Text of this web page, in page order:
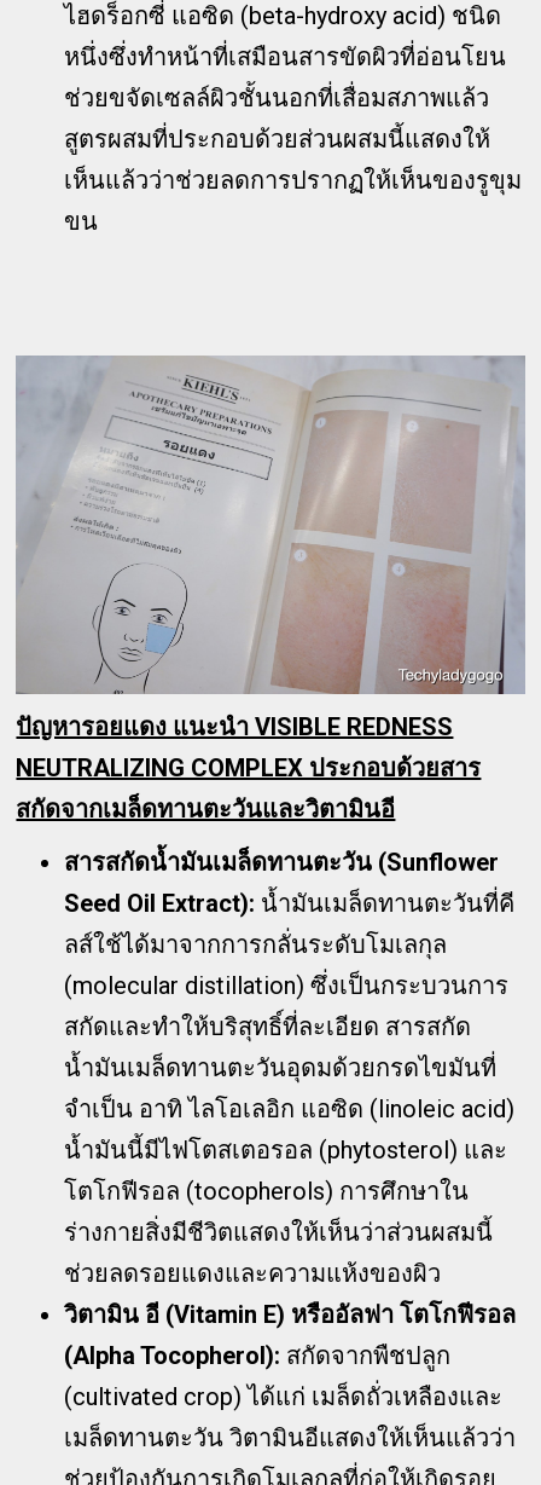
ไฮดร็อกซี่ แอซิด (beta-hydroxy acid) ชนิด
หนึ่งซึ่งทำหน้าที่เสมือนสารขัดผิวที่อ่อนโยน
ช่วยขจัดเซลล์ผิวชั้นนอกที่เสื่อมสภาพแล้ว
สูตรผสมที่ประกอบด้วยส่วนผสมนี้แสดงให้
เห็นแล้วว่าช่วยลดการปรากฏให้เห็นของรูขุม
ขน
ปัญหารอยแดง แนะนำ VISIBLE REDNESS
NEUTRALIZING COMPLEX ประกอบด้วยสาร
สกัดจากเมล็ดทานตะวันและวิตามินอี
สารสกัดน้ำมันเมล็ดทานตะวัน (Sunflower
Seed Oil Extract): น้ำมันเมล็ดทานตะวันที่คี
ลส์ใช้ได้มาจากการกลั่นระดับโมเลกุล
(molecular distillation) ซึ่งเป็นกระบวนการ
สกัดและทำให้บริสุทธิ์ที่ละเอียด สารสกัด
น้ำมันเมล็ดทานตะวันอุดมด้วยกรดไขมันที่
จำเป็น อาทิ ไลโอเลอิก แอซิด (linoleic acid)
น้ำมันนี้มีไฟโตสเตอรอล (phytosterol) และ
โตโกฟีรอล (tocopherols) การศึกษาใน
ร่างกายสิ่งมีชีวิตแสดงให้เห็นว่าส่วนผสมนี้
ช่วยลดรอยแดงและความแห้งของผิว
วิตามิน อี (Vitamin E) หรืออัลฟา โตโกฟีรอล
(Alpha Tocopherol): สกัดจากพืชปลูก
(cultivated crop) ได้แก่ เมล็ดถั่วเหลืองและ
เมล็ดทานตะวัน วิตามินอีแสดงให้เห็นแล้วว่า